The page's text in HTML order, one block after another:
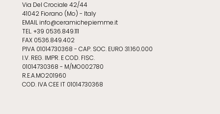
Via Del Crociale 42/44
41042 Fiorano (Mo) - Italy
EMAIL info@ceramichepiemme.it
TEL. +39 0536.849.111
FAX 0536.849.402
PIVA 01014730368 - CAP. SOC. EURO 31.160.000
I.V. REG. IMPR. E COD. FISC.
01014730368 - M/MO002780
R.E.A.MO201960
COD. IVA CEE IT 01014730368